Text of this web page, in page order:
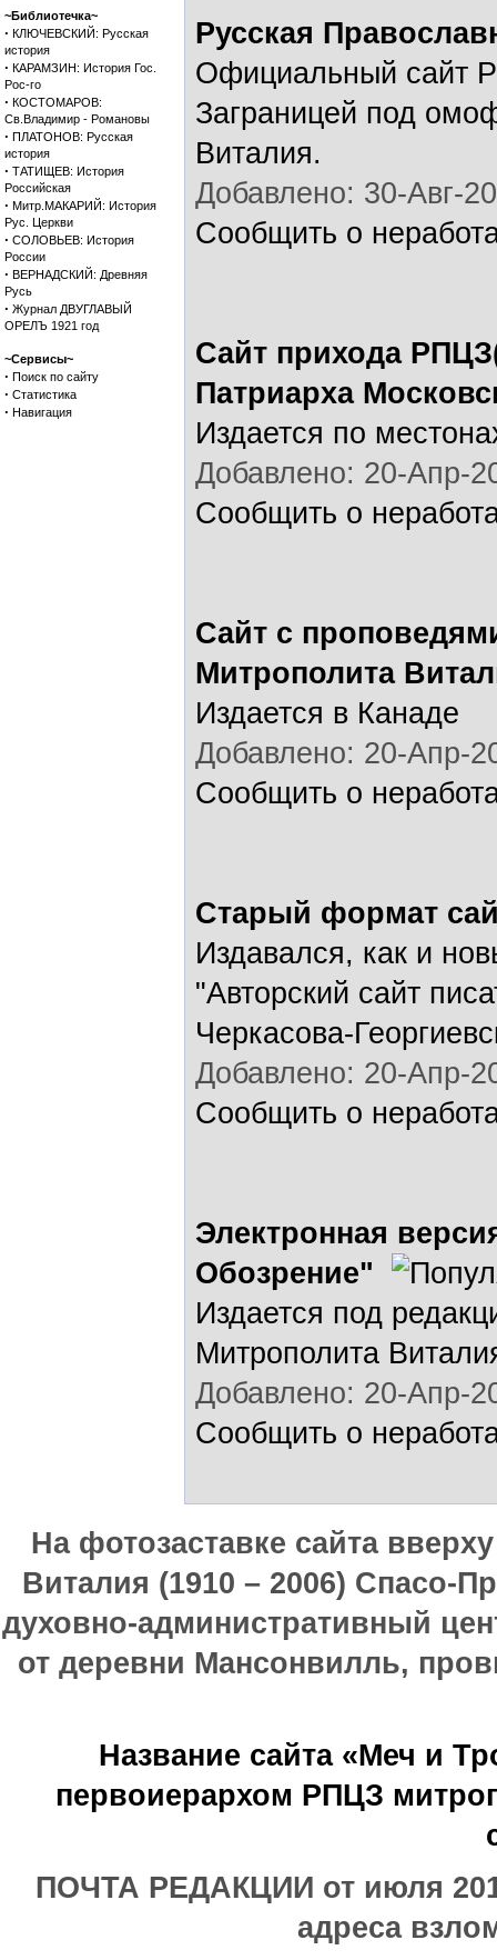
~Библиотечка~
· КЛЮЧЕВСКИЙ: Русская
история
· КАРАМЗИН: История Гос.
Рос-го
· КОСТОМАРОВ:
Св.Владимир - Романовы
· ПЛАТОНОВ: Русская
история
· ТАТИЩЕВ: История
Российская
· Митр.МАКАРИЙ: История
Рус. Церкви
· СОЛОВЬЕВ: История
России
· ВЕРНАДСКИЙ: Древняя
Русь
· Журнал ДВУГЛАВЫЙ
ОРЕЛЪ 1921 год
~Сервисы~
· Поиск по сайту
· Статистика
· Навигация
Русская
Официальный сайт
Заграницей под
Виталия.
Добавлено: 30-Авг-
Сообщить о
Сайт прихода
Патриарха
Издается по
Добавлено: 20-Апр-
Сообщить о
Сайт с
Митрополита
Издается в Канаде
Добавлено: 20-Апр-
Сообщить о
Старый формат
Издавался, как и
"Авторский сайт
Черкасова-
Добавлено: 20-Апр-
Сообщить о
Электронная
Обозрение"
Издается под
Митрополита
Добавлено: 20-Апр-
Сообщить о
На фотозаставке сайта
Виталия (1910 – 2006) Спасо-
духовно-административный
от деревни Мансонвилль,
Название сайта «Меч и
первоиерархом РПЦЗ
ПОЧТА РЕДАКЦИИ от июля
адреса